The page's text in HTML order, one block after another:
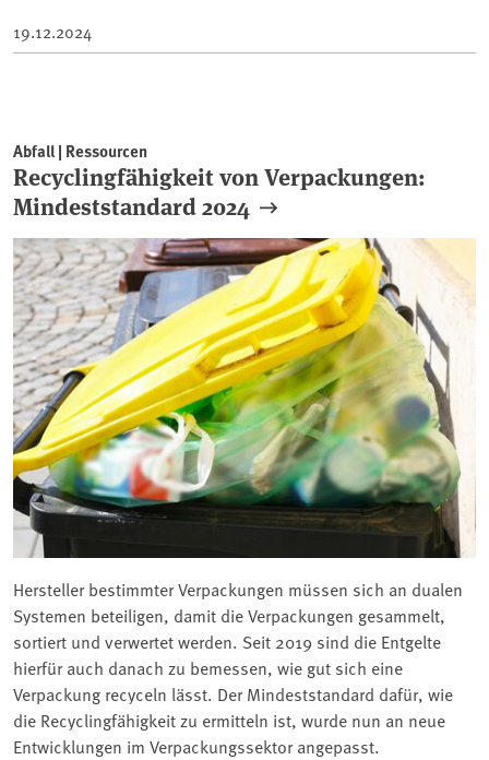
19.12.2024
Abfall | Ressourcen
Recyclingfähigkeit von Verpackungen:
Mindeststandard 2024
Hersteller bestimmter Verpackungen müssen sich an dualen
Systemen beteiligen, damit die Verpackungen gesammelt,
sortiert und verwertet werden. Seit 2019 sind die Entgelte
hierfür auch danach zu bemessen, wie gut sich eine
Verpackung recyceln lässt. Der Mindeststandard dafür, wie
die Recyclingfähigkeit zu ermitteln ist, wurde nun an neue
Entwicklungen im Verpackungssektor angepasst.